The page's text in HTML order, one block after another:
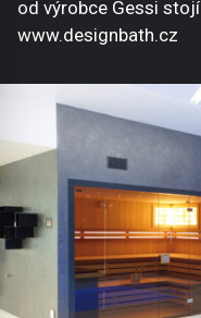
od výrobce Gessi stojí
www.designbath.cz